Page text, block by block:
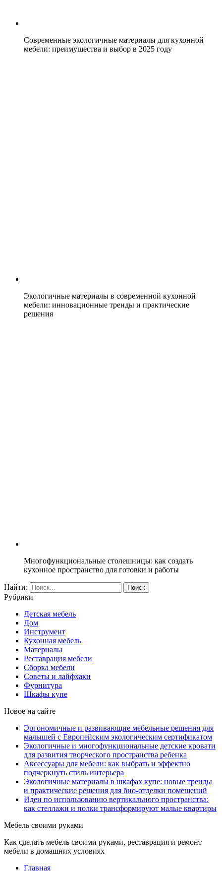
Современные экологичные материалы для кухонной
мебели: преимущества и выбор в 2025 году
Экологичные материалы в современной кухонной
мебели: инновационные тренды и практические
решения
Многофункциональные столешницы: как создать
кухонное пространство для готовки и работы
Найти:
Рубрики
Детская мебель
Дом
Инструмент
Кухонная мебель
Материалы
Реставрация мебели
Сборка мебели
Советы и лайфхаки
Фурнитура
Шкафы купе
Новое на сайте
Эргономичные и развивающие мебельные решения для
малышей с Европейским экологическим сертификатом
Экологичные и многофункциональные детские кровати
для развития творческого пространства ребенка
Аксессуары для мебели: как выбрать и эффектно
подчеркнуть стиль интерьера
Экологичные материалы в шкафах купе: новые тренды
и практические решения для био-отделки помещений
Идеи по использованию вертикального пространства:
как стеллажи и полки трансформируют малые квартиры
Мебель своими руками
Как сделать мебель своими руками, реставрация и ремонт
мебели в домашних условиях
Главная